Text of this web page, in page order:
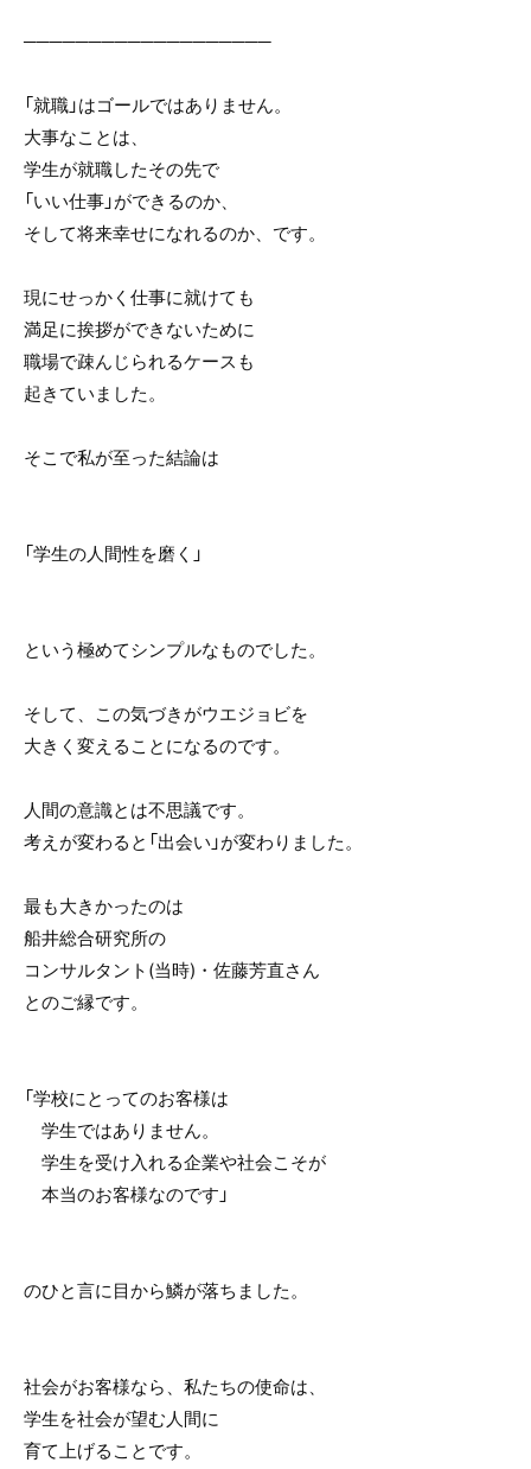
───────────────────
「就職」はゴールではありません。
大事なことは、
学生が就職したその先で
「いい仕事」ができるのか、
そして将来幸せになれるのか、です。
現にせっかく仕事に就けても
満足に挨拶ができないために
職場で疎んじられるケースも
起きていました。
そこで私が至った結論は
「学生の人間性を磨く」
という極めてシンプルなものでした。
そして、この気づきがウエジョビを
大きく変えることになるのです。
人間の意識とは不思議です。
考えが変わると「出会い」が変わりました。
最も大きかったのは
船井総合研究所の
コンサルタント(当時)・佐藤芳直さん
とのご縁です。
「学校にとってのお客様は
学生ではありません。
学生を受け入れる企業や社会こそが
本当のお客様なのです」
のひと言に目から鱗が落ちました。
社会がお客様なら、私たちの使命は、
学生を社会が望む人間に
育て上げることです。